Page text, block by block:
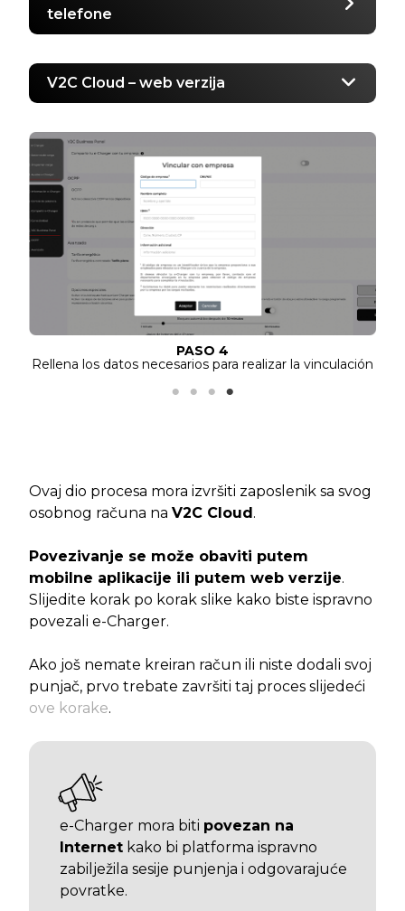
telefone
V2C Cloud – web verzija
PASO 4
Rellena los datos necesarios para realizar la vinculación
Ovaj dio procesa mora izvršiti zaposlenik sa svog
osobnog računa na V2C Cloud .
Povezivanje se može obaviti putem
mobilne aplikacije ili putem web verzije.
Slijedite korak po korak slike kako biste ispravno
povezali e-Charger.
Ako još nemate kreiran račun ili niste dodali svoj
punjač, prvo trebate završiti taj proces slijedeći
ove korake.
e-Charger mora biti povezan na
Internet kako bi platforma ispravno
zabilježila sesije punjenja i odgovarajuće
povratke.